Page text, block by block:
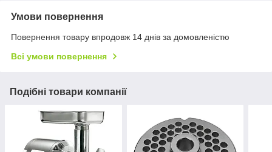
Умови повернення
Повернення товару впродовж 14 днів за домовленістю
Всі умови повернення
Подібні товари компанії